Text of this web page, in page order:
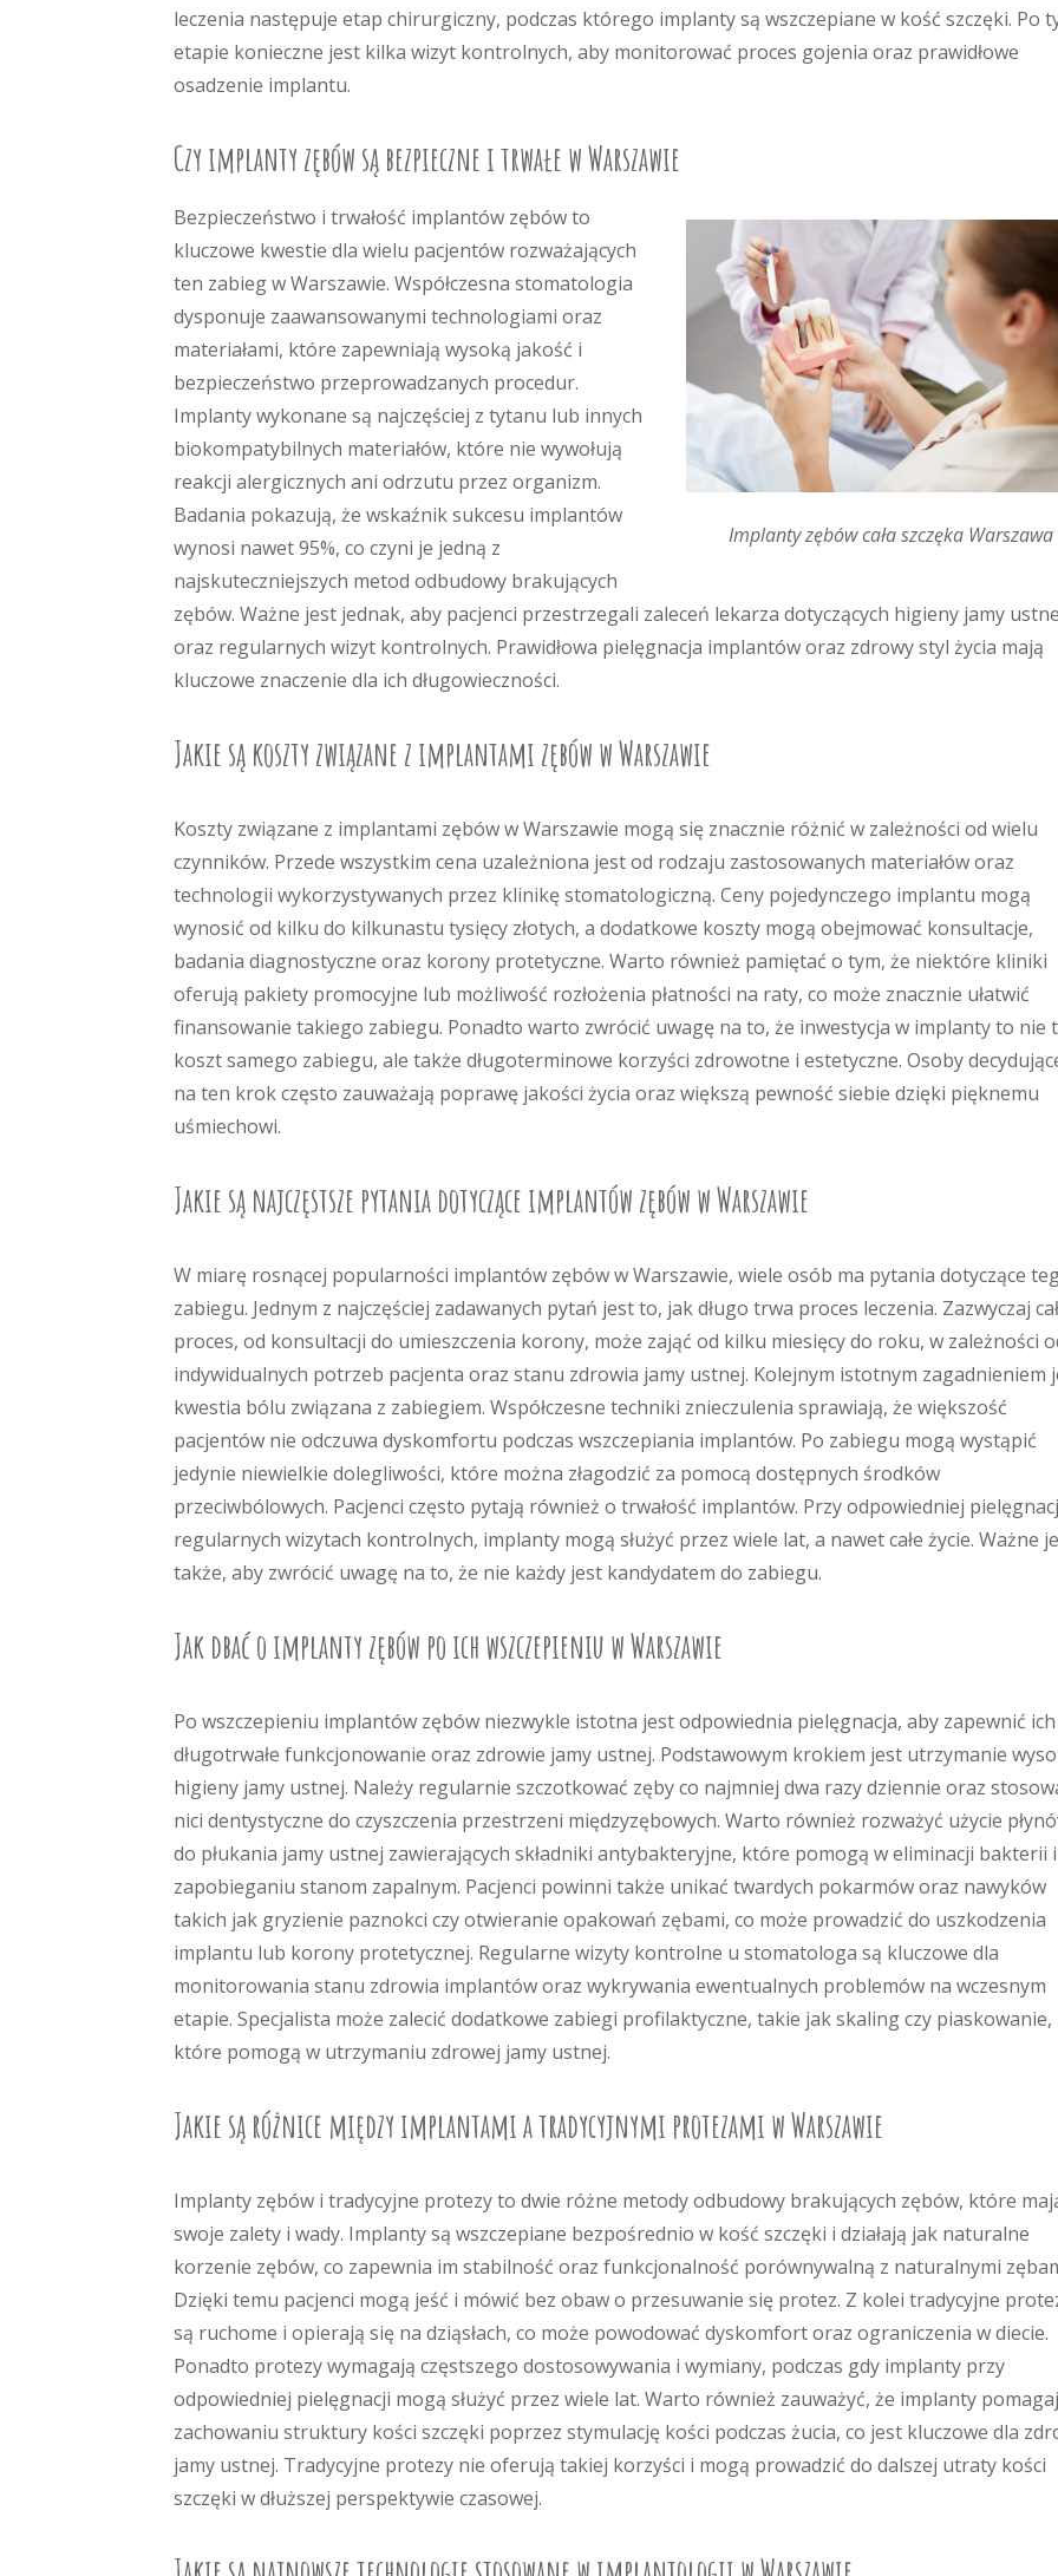
leczenia następuje etap chirurgiczny, podczas którego implanty są wszczepiane w kość szczęki. Po
etapie konieczne jest kilka wizyt kontrolnych, aby monitorować proces gojenia oraz prawidłowe
osadzenie implantu.
Czy implanty zębów są bezpieczne i trwałe w Warszawie
Implanty zębów cała szczęka Warszawa
Bezpieczeństwo i trwałość implantów zębów to
kluczowe kwestie dla wielu pacjentów rozważających
ten zabieg w Warszawie. Współczesna stomatologia
dysponuje zaawansowanymi technologiami oraz
materiałami, które zapewniają wysoką jakość i
bezpieczeństwo przeprowadzanych procedur.
Implanty wykonane są najczęściej z tytanu lub innych
biokompatybilnych materiałów, które nie wywołują
reakcji alergicznych ani odrzutu przez organizm.
Badania pokazują, że wskaźnik sukcesu implantów
wynosi nawet 95%, co czyni je jedną z
najskuteczniejszych metod odbudowy brakujących
zębów. Ważne jest jednak, aby pacjenci przestrzegali zaleceń lekarza dotyczących higieny jamy
oraz regularnych wizyt kontrolnych. Prawidłowa pielęgnacja implantów oraz zdrowy styl życia mają
kluczowe znaczenie dla ich długowieczności.
Jakie są koszty związane z implantami zębów w Warszawie
Koszty związane z implantami zębów w Warszawie mogą się znacznie różnić w zależności od wielu
czynników. Przede wszystkim cena uzależniona jest od rodzaju zastosowanych materiałów oraz
technologii wykorzystywanych przez klinikę stomatologiczną. Ceny pojedynczego implantu mogą
wynosić od kilku do kilkunastu tysięcy złotych, a dodatkowe koszty mogą obejmować konsultacje,
badania diagnostyczne oraz korony protetyczne. Warto również pamiętać o tym, że niektóre kliniki
oferują pakiety promocyjne lub możliwość rozłożenia płatności na raty, co może znacznie ułatwić
finansowanie takiego zabiegu. Ponadto warto zwrócić uwagę na to, że inwestycja w implanty to nie
koszt samego zabiegu, ale także długoterminowe korzyści zdrowotne i estetyczne. Osoby
na ten krok często zauważają poprawę jakości życia oraz większą pewność siebie dzięki pięknemu
uśmiechowi.
Jakie są najczęstsze pytania dotyczące implantów zębów w Warszawie
W miarę rosnącej popularności implantów zębów w Warszawie, wiele osób ma pytania dotyczące
zabiegu. Jednym z najczęściej zadawanych pytań jest to, jak długo trwa proces leczenia. Zazwyczaj
proces, od konsultacji do umieszczenia korony, może zająć od kilku miesięcy do roku, w zależności
indywidualnych potrzeb pacjenta oraz stanu zdrowia jamy ustnej. Kolejnym istotnym zagadnieniem
kwestia bólu związana z zabiegiem. Współczesne techniki znieczulenia sprawiają, że większość
pacjentów nie odczuwa dyskomfortu podczas wszczepiania implantów. Po zabiegu mogą wystąpić
jedynie niewielkie dolegliwości, które można złagodzić za pomocą dostępnych środków
przeciwbólowych. Pacjenci często pytają również o trwałość implantów. Przy odpowiedniej
regularnych wizytach kontrolnych, implanty mogą służyć przez wiele lat, a nawet całe życie. Ważne
także, aby zwrócić uwagę na to, że nie każdy jest kandydatem do zabiegu.
Jak dbać o implanty zębów po ich wszczepieniu w Warszawie
Po wszczepieniu implantów zębów niezwykle istotna jest odpowiednia pielęgnacja, aby zapewnić ich
długotrwałe funkcjonowanie oraz zdrowie jamy ustnej. Podstawowym krokiem jest utrzymanie
higieny jamy ustnej. Należy regularnie szczotkować zęby co najmniej dwa razy dziennie oraz
nici dentystyczne do czyszczenia przestrzeni międzyzębowych. Warto również rozważyć użycie
do płukania jamy ustnej zawierających składniki antybakteryjne, które pomogą w eliminacji bakterii i
zapobieganiu stanom zapalnym. Pacjenci powinni także unikać twardych pokarmów oraz nawyków
takich jak gryzienie paznokci czy otwieranie opakowań zębami, co może prowadzić do uszkodzenia
implantu lub korony protetycznej. Regularne wizyty kontrolne u stomatologa są kluczowe dla
monitorowania stanu zdrowia implantów oraz wykrywania ewentualnych problemów na wczesnym
etapie. Specjalista może zalecić dodatkowe zabiegi profilaktyczne, takie jak skaling czy piaskowanie,
które pomogą w utrzymaniu zdrowej jamy ustnej.
Jakie są różnice między implantami a tradycyjnymi protezami w Warszawie
Implanty zębów i tradycyjne protezy to dwie różne metody odbudowy brakujących zębów, które
swoje zalety i wady. Implanty są wszczepiane bezpośrednio w kość szczęki i działają jak naturalne
korzenie zębów, co zapewnia im stabilność oraz funkcjonalność porównywalną z naturalnymi
Dzięki temu pacjenci mogą jeść i mówić bez obaw o przesuwanie się protez. Z kolei tradycyjne
są ruchome i opierają się na dziąsłach, co może powodować dyskomfort oraz ograniczenia w diecie.
Ponadto protezy wymagają częstszego dostosowywania i wymiany, podczas gdy implanty przy
odpowiedniej pielęgnacji mogą służyć przez wiele lat. Warto również zauważyć, że implanty
zachowaniu struktury kości szczęki poprzez stymulację kości podczas żucia, co jest kluczowe dla
jamy ustnej. Tradycyjne protezy nie oferują takiej korzyści i mogą prowadzić do dalszej utraty kości
szczęki w dłuższej perspektywie czasowej.